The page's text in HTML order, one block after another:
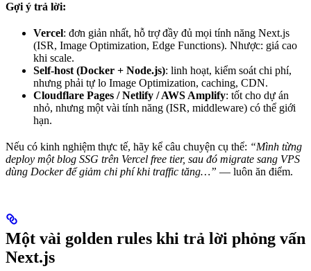
Gợi ý trả lời:
Vercel: đơn giản nhất, hỗ trợ đầy đủ mọi tính năng Next.js
(ISR, Image Optimization, Edge Functions). Nhược: giá cao
khi scale.
Self-host (Docker + Node.js): linh hoạt, kiểm soát chi phí,
nhưng phải tự lo Image Optimization, caching, CDN.
Cloudflare Pages / Netlify / AWS Amplify: tốt cho dự án
nhỏ, nhưng một vài tính năng (ISR, middleware) có thể giới
hạn.
Nếu có kinh nghiệm thực tế, hãy kể câu chuyện cụ thể: “Mình từng
deploy một blog SSG trên Vercel free tier, sau đó migrate sang VPS
dùng Docker để giảm chi phí khi traffic tăng…” — luôn ăn điểm.
Một vài golden rules khi trả lời phỏng vấn
Next.js